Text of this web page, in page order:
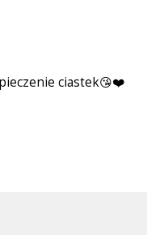
ciastek😘❤️